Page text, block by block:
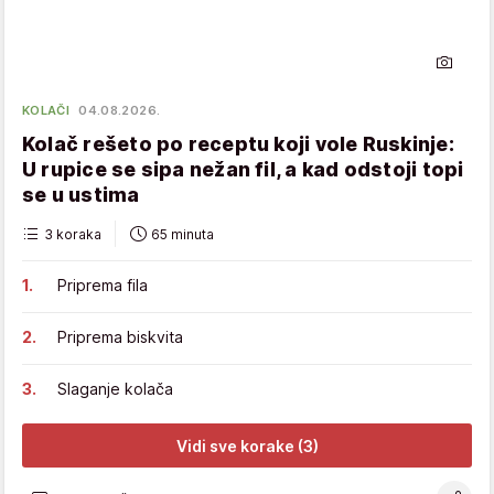
KOLAČI 04.08.2026.
Kolač rešeto po receptu koji vole Ruskinje:
U rupice se sipa nežan fil, a kad odstoji topi
se u ustima
3 koraka 65 minuta
Priprema fila
Priprema biskvita
Slaganje kolača
Vidi sve korake (3)